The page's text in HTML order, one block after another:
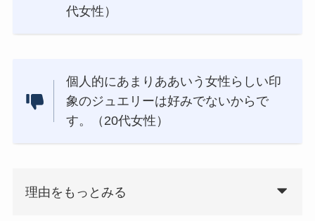
代女性）
個人的にあまりああいう女性らしい印
象のジュエリーは好みでないからで
す。（20代女性）
理由をもっとみる